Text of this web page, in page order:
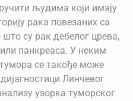
људима који имају
рака повезаних са
су рак дебелог црева,
панкреаса. У неким
се такође може
Линчевог
узорка туморског